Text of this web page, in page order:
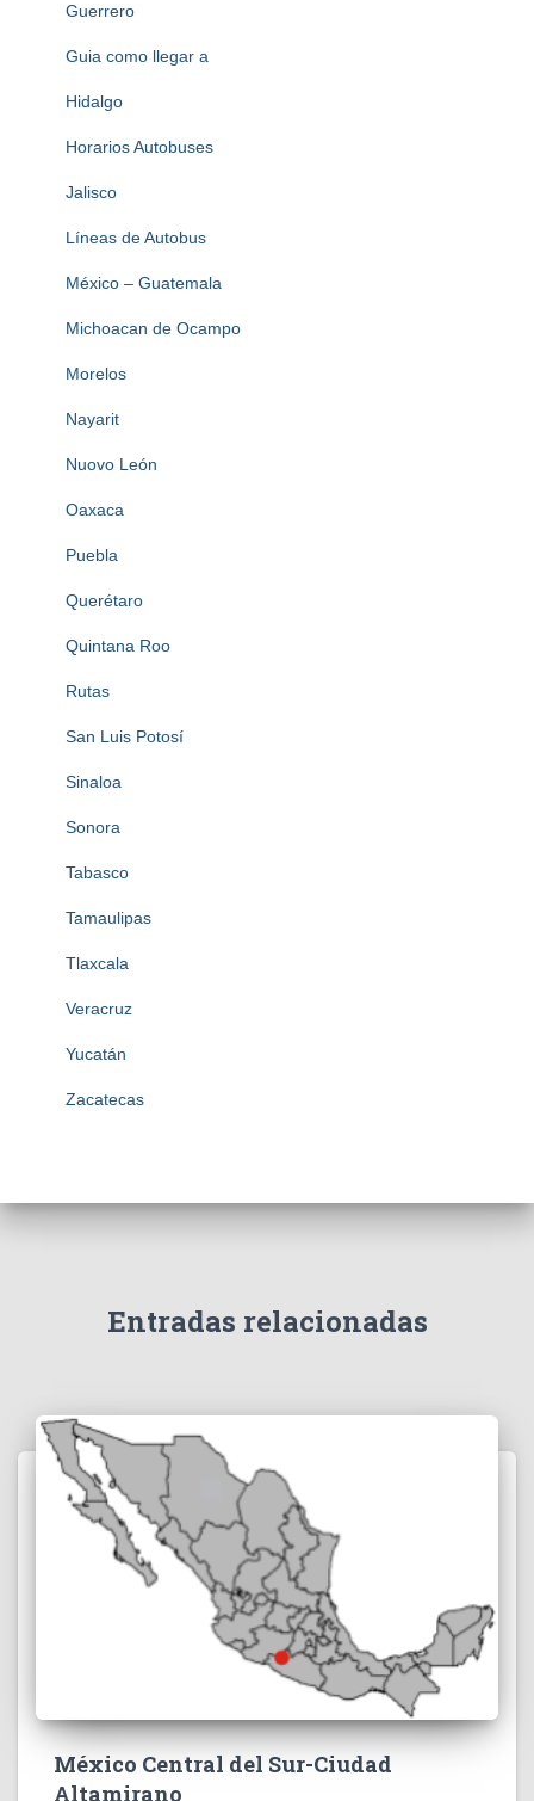
Guerrero
Guia como llegar a
Hidalgo
Horarios Autobuses
Jalisco
Líneas de Autobus
México – Guatemala
Michoacan de Ocampo
Morelos
Nayarit
Nuovo León
Oaxaca
Puebla
Querétaro
Quintana Roo
Rutas
San Luis Potosí
Sinaloa
Sonora
Tabasco
Tamaulipas
Tlaxcala
Veracruz
Yucatán
Zacatecas
Entradas relacionadas
México Central del Sur-Ciudad
Altamirano